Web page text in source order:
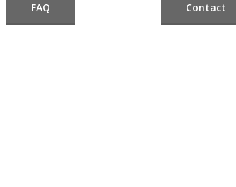
FAQ Contact